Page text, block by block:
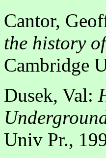
Cantor,
the history
Cambridge
Dusek, Val:
Univ Pr.,